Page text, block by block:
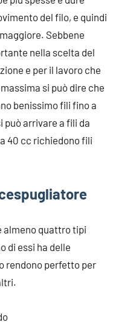
del filo, e quindi
Sebbene
nella scelta del
e per il lavoro che
si può dire che
benissimo fili fino a
può arrivare a fili da
40 cc richiedono fili
almeno quattro tipi
di essi ha delle
rendono perfetto per